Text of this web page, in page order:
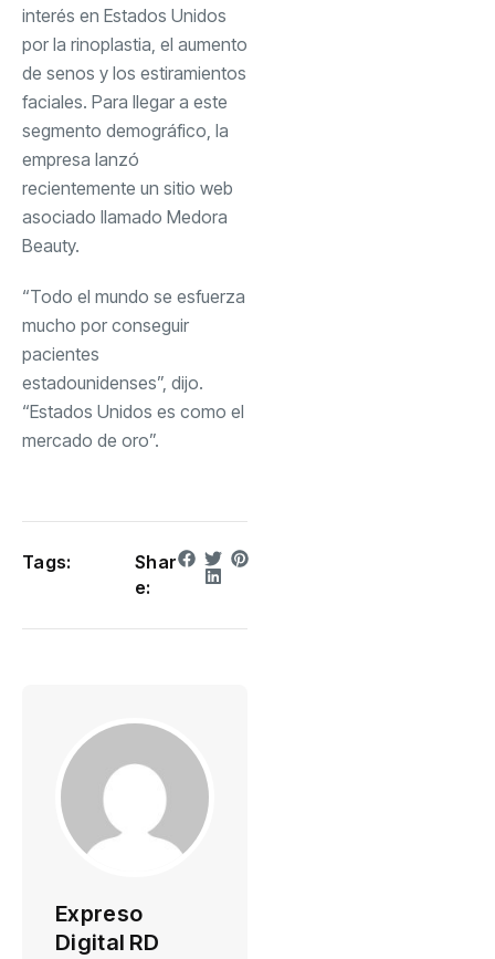
interés en Estados Unidos
por la rinoplastia, el aumento
de senos y los estiramientos
faciales. Para llegar a este
segmento demográfico, la
empresa lanzó
recientemente un sitio web
asociado llamado Medora
Beauty.
“Todo el mundo se esfuerza
mucho por conseguir
pacientes
estadounidenses”, dijo.
“Estados Unidos es como el
mercado de oro”.
Tags:
Shar
e:
Expreso
Digital RD